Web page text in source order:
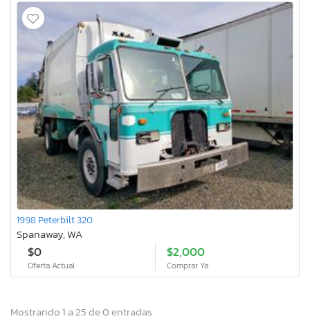
1998 Peterbilt 320
Spanaway, WA
$0
Oferta Actual
$2,000
Comprar Ya
Mostrando 1 a 25 de 0 entradas